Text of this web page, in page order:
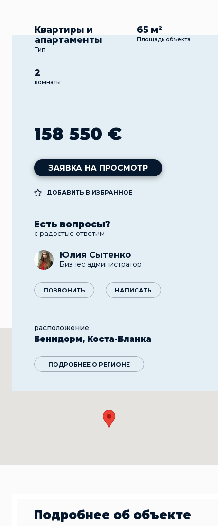
Квартиры и
апартаменты
Тип
65 м²
Площадь объекта
2
комнаты
158 550 €
ЗАЯВКА НА ПРОСМОТР
ДОБАВИТЬ В ИЗБРАННОЕ
Есть вопросы?
с радостью ответим
Юлия Сытенко
Бизнес администратор
ПОЗВОНИТЬ НАПИСАТЬ
расположение
Бенидорм, Коста-Бланка
ПОДРОБНЕЕ О РЕГИОНЕ
Подробнее об объекте